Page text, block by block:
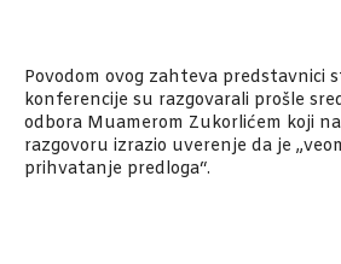
Povodom ovog zahteva predstavnici
konferencije su razgovarali prošle
odbora Muamerom Zukorlićem koji
razgovoru izrazio uverenje da je
prihvatanje predloga“.